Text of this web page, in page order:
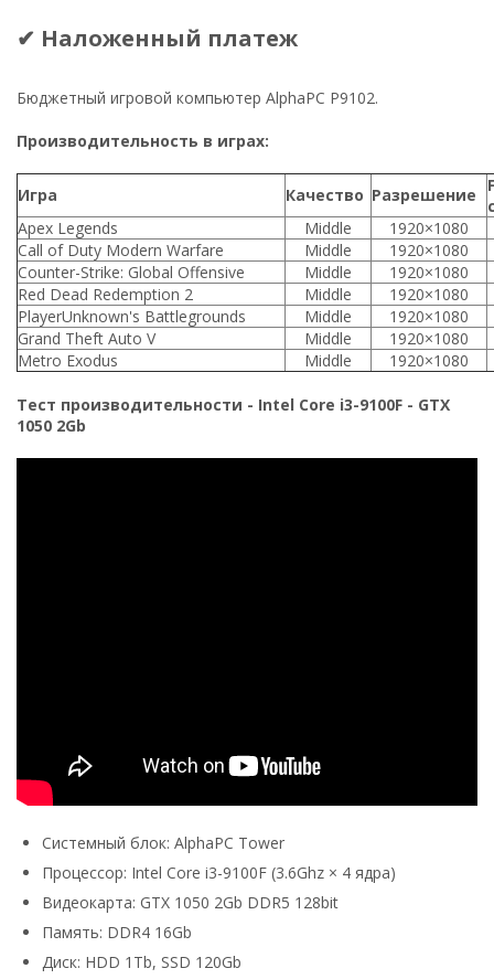
✔ Наложенный платеж
Бюджетный игровой компьютер AlphaPC P9102.
Производительность в играх:
Игра Качество Разрешение
Apex Legends
Middle
1920×1080
Call of Duty Modern Warfare
Middle
1920×1080
Counter-Strike: Global Offensive
Middle
1920×1080
Red Dead Redemption 2
Middle
1920×1080
PlayerUnknown's Battlegrounds
Middle
1920×1080
Grand Theft Auto V
Middle
1920×1080
Metro Exodus
Middle 1920×1080
Тест производительности - Intel Core i3-9100F - GTX
1050 2Gb
Системный блок: AlphaPC Tower
Процессор: Intel Core i3-9100F (3.6Ghz × 4 ядра)
Видеокарта: GTX 1050 2Gb DDR5 128bit
Память: DDR4 16Gb
Диск: HDD 1Tb, SSD 120Gb